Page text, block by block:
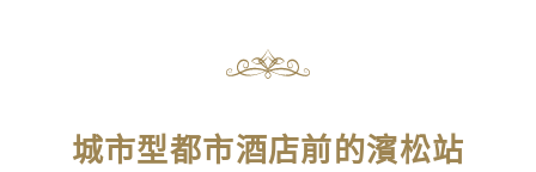
城市型都市酒店前的濱松站